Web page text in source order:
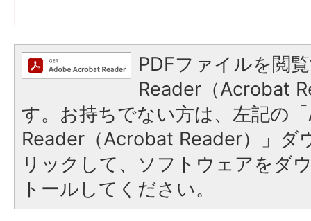
PDFファイルを閲
Reader（Acrobat
す。お持ちでない方は、左記の
Reader（Acrobat Reader）」ダ
リックして、ソフトウェアをダ
トールしてください。